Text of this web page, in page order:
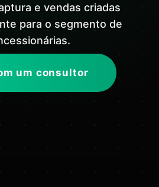
e vendas criadas
para o segmento de
um consultor